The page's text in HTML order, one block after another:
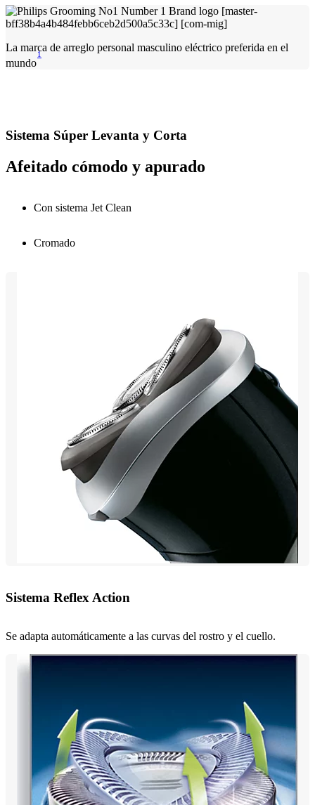
La marca de arreglo personal masculino eléctrico preferida en el
mundo
1
Sistema Súper Levanta y Corta
Afeitado cómodo y apurado
Con sistema Jet Clean
Cromado
Sistema Reflex Action
Se adapta automáticamente a las curvas del rostro y el cuello.